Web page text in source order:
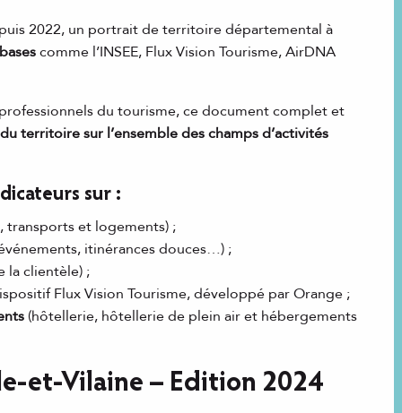
2022, un portrait de territoire départemental à
comme l’INSEE, Flux Vision Tourisme, AirDNA
du tourisme, ce document complet et
territoire sur l’ensemble des champs d’activités
sur :
et logements) ;
itinérances douces…) ;
la clientèle) ;
Flux Vision Tourisme, développé par Orange ;
(hôtellerie, hôtellerie de plein air et hébergements
et-Vilaine – Edition 2024